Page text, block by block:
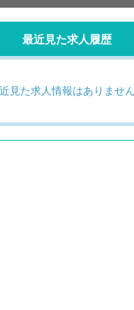
最近見た求人履歴
見た求人情報はありません